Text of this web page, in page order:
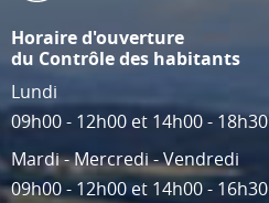
Horaire d'ouverture
du Contrôle des habitants
Lundi
09h00 - 12h00 et 14h00 - 18h30
Mardi - Mercredi - Vendredi
09h00 - 12h00 et 14h00 - 16h30